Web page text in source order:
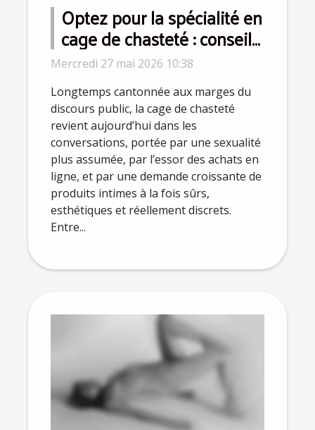
Optez pour la spécialité en
cage de chasteté : conseils
d’experts pour dépasser
les idées reçues
Mercredi 27 mai 2026 10:38
Longtemps cantonnée aux marges du
discours public, la cage de chasteté
revient aujourd’hui dans les
conversations, portée par une sexualité
plus assumée, par l’essor des achats en
ligne, et par une demande croissante de
produits intimes à la fois sûrs,
esthétiques et réellement discrets.
Entre...